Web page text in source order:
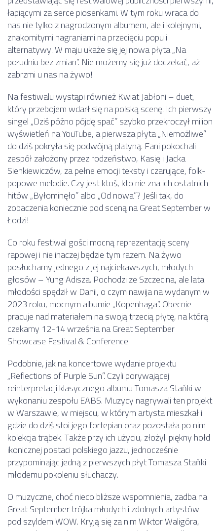
łapiącymi za serce piosenkami. W tym roku wraca do
nas nie tylko z nagrodzonym albumem, ale i kolejnymi,
znakomitymi nagraniami na przecięciu popu i
alternatywy. W maju ukaże się jej nowa płyta „Na
południu bez zmian”. Nie możemy się już doczekać, aż
zabrzmi u nas na żywo!
Na festiwalu wystąpi również Kwiat Jabłoni – duet,
który przebojem wdarł się na polską scenę. Ich pierwszy
singel „Dziś późno pójdę spać” szybko przekroczył milion
wyświetleń na YouTube, a pierwsza płyta „Niemożliwe”
do dziś pokryła się podwójną platyną. Fani pokochali
zespół założony przez rodzeństwo, Kasię i Jacka
Sienkiewiczów, za pełne emocji teksty i czarujące, folk-
popowe melodie. Czy jest ktoś, kto nie zna ich ostatnich
hitów „Byłominęło” albo „Od nowa”? Jeśli tak, do
zobaczenia koniecznie pod sceną na Great September w
Łodzi!
Co roku festiwal gości mocną reprezentację sceny
rapowej i nie inaczej będzie tym razem. Na żywo
posłuchamy jednego z jej najciekawszych, młodych
głosów – Yung Adisza. Pochodzi ze Szczecina, ale lata
młodości spędził w Danii, o czym nawija na wydanym w
2023 roku, mocnym albumie „Kopenhaga”. Obecnie
pracuje nad materiałem na swoją trzecią płytę, na którą
czekamy 12-14 września na Great September
Showcase Festival & Conference.
Podobnie, jak na koncertowe wydanie projektu
„Reflections of Purple Sun”. Czyli porywającej
reinterpretacji klasycznego albumu Tomasza Stańki w
wykonaniu zespołu EABS. Muzycy nagrywali ten projekt
w Warszawie, w miejscu, w którym artysta mieszkał i
gdzie do dziś stoi jego fortepian oraz pozostała po nim
kolekcja trąbek. Także przy ich użyciu, złożyli piękny hołd
ikonicznej postaci polskiego jazzu, jednocześnie
przypominając jedną z pierwszych płyt Tomasza Stańki
młodemu pokoleniu słuchaczy.
O muzyczne, choć nieco bliższe wspomnienia, zadba na
Great September trójka młodych i zdolnych artystów
pod szyldem WOW. Kryją się za nim Wiktor Waligóra,